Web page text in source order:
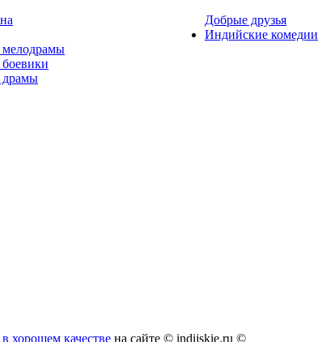
Добрые друзья
Индийские комедии
драмы
хорошем качестве на сайте © indijskie.ru ©